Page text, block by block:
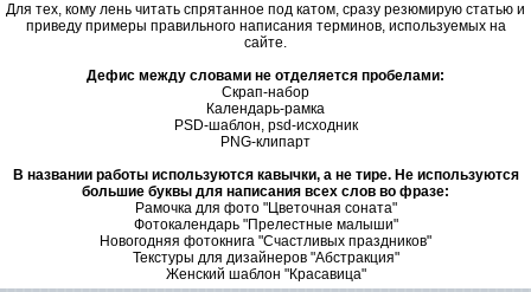
Для тех, кому лень читать спрятанное под катом, сразу резюмирую статью и
приведу примеры правильного написания терминов, используемых на
сайте.
Дефис между словами не отделяется пробелами:
Скрап-набор
Календарь-рамка
PSD-шаблон, psd-исходник
PNG-клипарт
В названии работы используются кавычки, а не тире. Не используются
большие буквы для написания всех слов во фразе:
Рамочка для фото "Цветочная соната"
Фотокалендарь "Прелестные малыши"
Новогодняя фотокнига "Счастливых праздников"
Текстуры для дизайнеров "Абстракция"
Женский шаблон "Красавица"